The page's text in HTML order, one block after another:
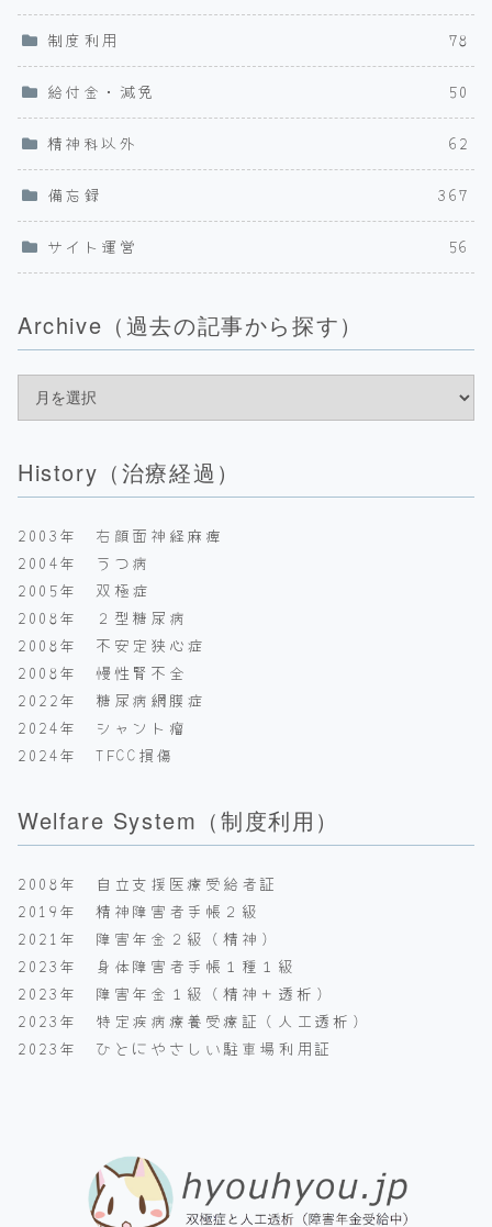
制度利用 78
給付金・減免 50
精神科以外 62
備忘録 367
サイト運営 56
Archive（過去の記事から探す）
History（治療経過）
2003年 右顔面神経麻痺
2004年 うつ病
2005年 双極症
2008年 ２型糖尿病
2008年 不安定狭心症
2008年 慢性腎不全
2022年 糖尿病網膜症
2024年 シャント瘤
2024年 TFCC損傷
Welfare System（制度利用）
2008年 自立支援医療受給者証
2019年 精神障害者手帳２級
2021年 障害年金２級（精神）
2023年 身体障害者手帳１種１級
2023年 障害年金１級（精神＋透析）
2023年 特定疾病療養受療証（人工透析）
2023年 ひとにやさしい駐車場利用証